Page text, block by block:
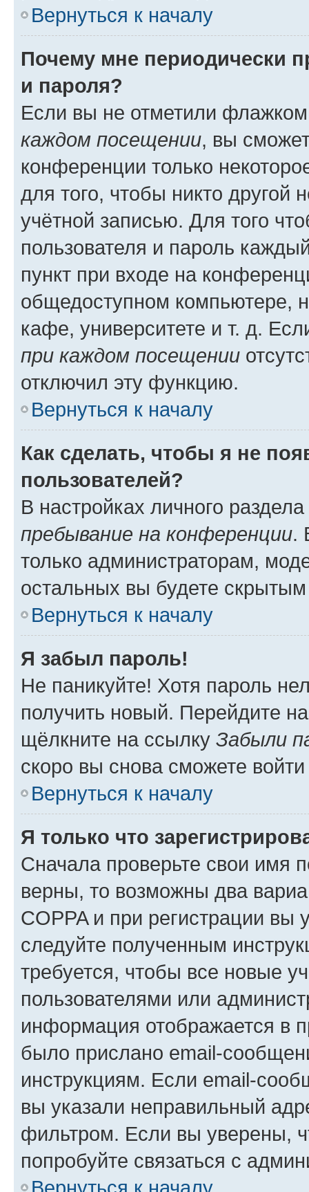
Вернуться к началу
Почему мне периодически
и пароля?
Если вы не отметили
каждом посещении, вы
конференции только
для того, чтобы никто другой
учётной записью. Для того
пользователя и пароль
пункт при входе на
общедоступном компьютере,
кафе, университете и т. д.
при каждом посещении
отключил эту функцию.
Вернуться к началу
Как сделать, чтобы я не
пользователей?
В настройках личного
пребывание на конференции.
только администраторам,
остальных вы будете
Вернуться к началу
Я забыл пароль!
Не паникуйте! Хотя пароль
получить новый. Перейдите
щёлкните на ссылку Забыли
скоро вы снова сможете
Вернуться к началу
Я только что
Сначала проверьте свои имя
верны, то возможны два
COPPA и при регистрации вы
следуйте полученным
требуется, чтобы все новые
пользователями или
информация отображается в
было прислано email-
инструкциям. Если email-
вы указали неправильный
фильтром. Если вы уверены,
попробуйте связаться с
Вернуться к началу